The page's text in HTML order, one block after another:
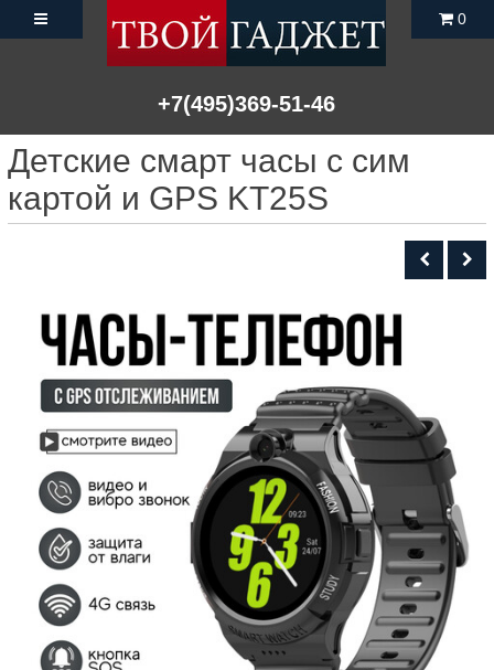
+7(495)369-51-46
0
Детские смарт часы с сим
картой и GPS KT25S